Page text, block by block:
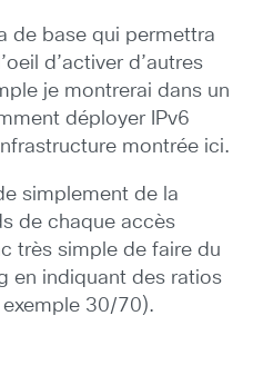
de base qui permettra
d’activer d’autres
je montrerai dans un
déployer IPv6
montrée ici.
simplement de la
de chaque accès
très simple de faire du
en indiquant des ratios
exemple 30/70).